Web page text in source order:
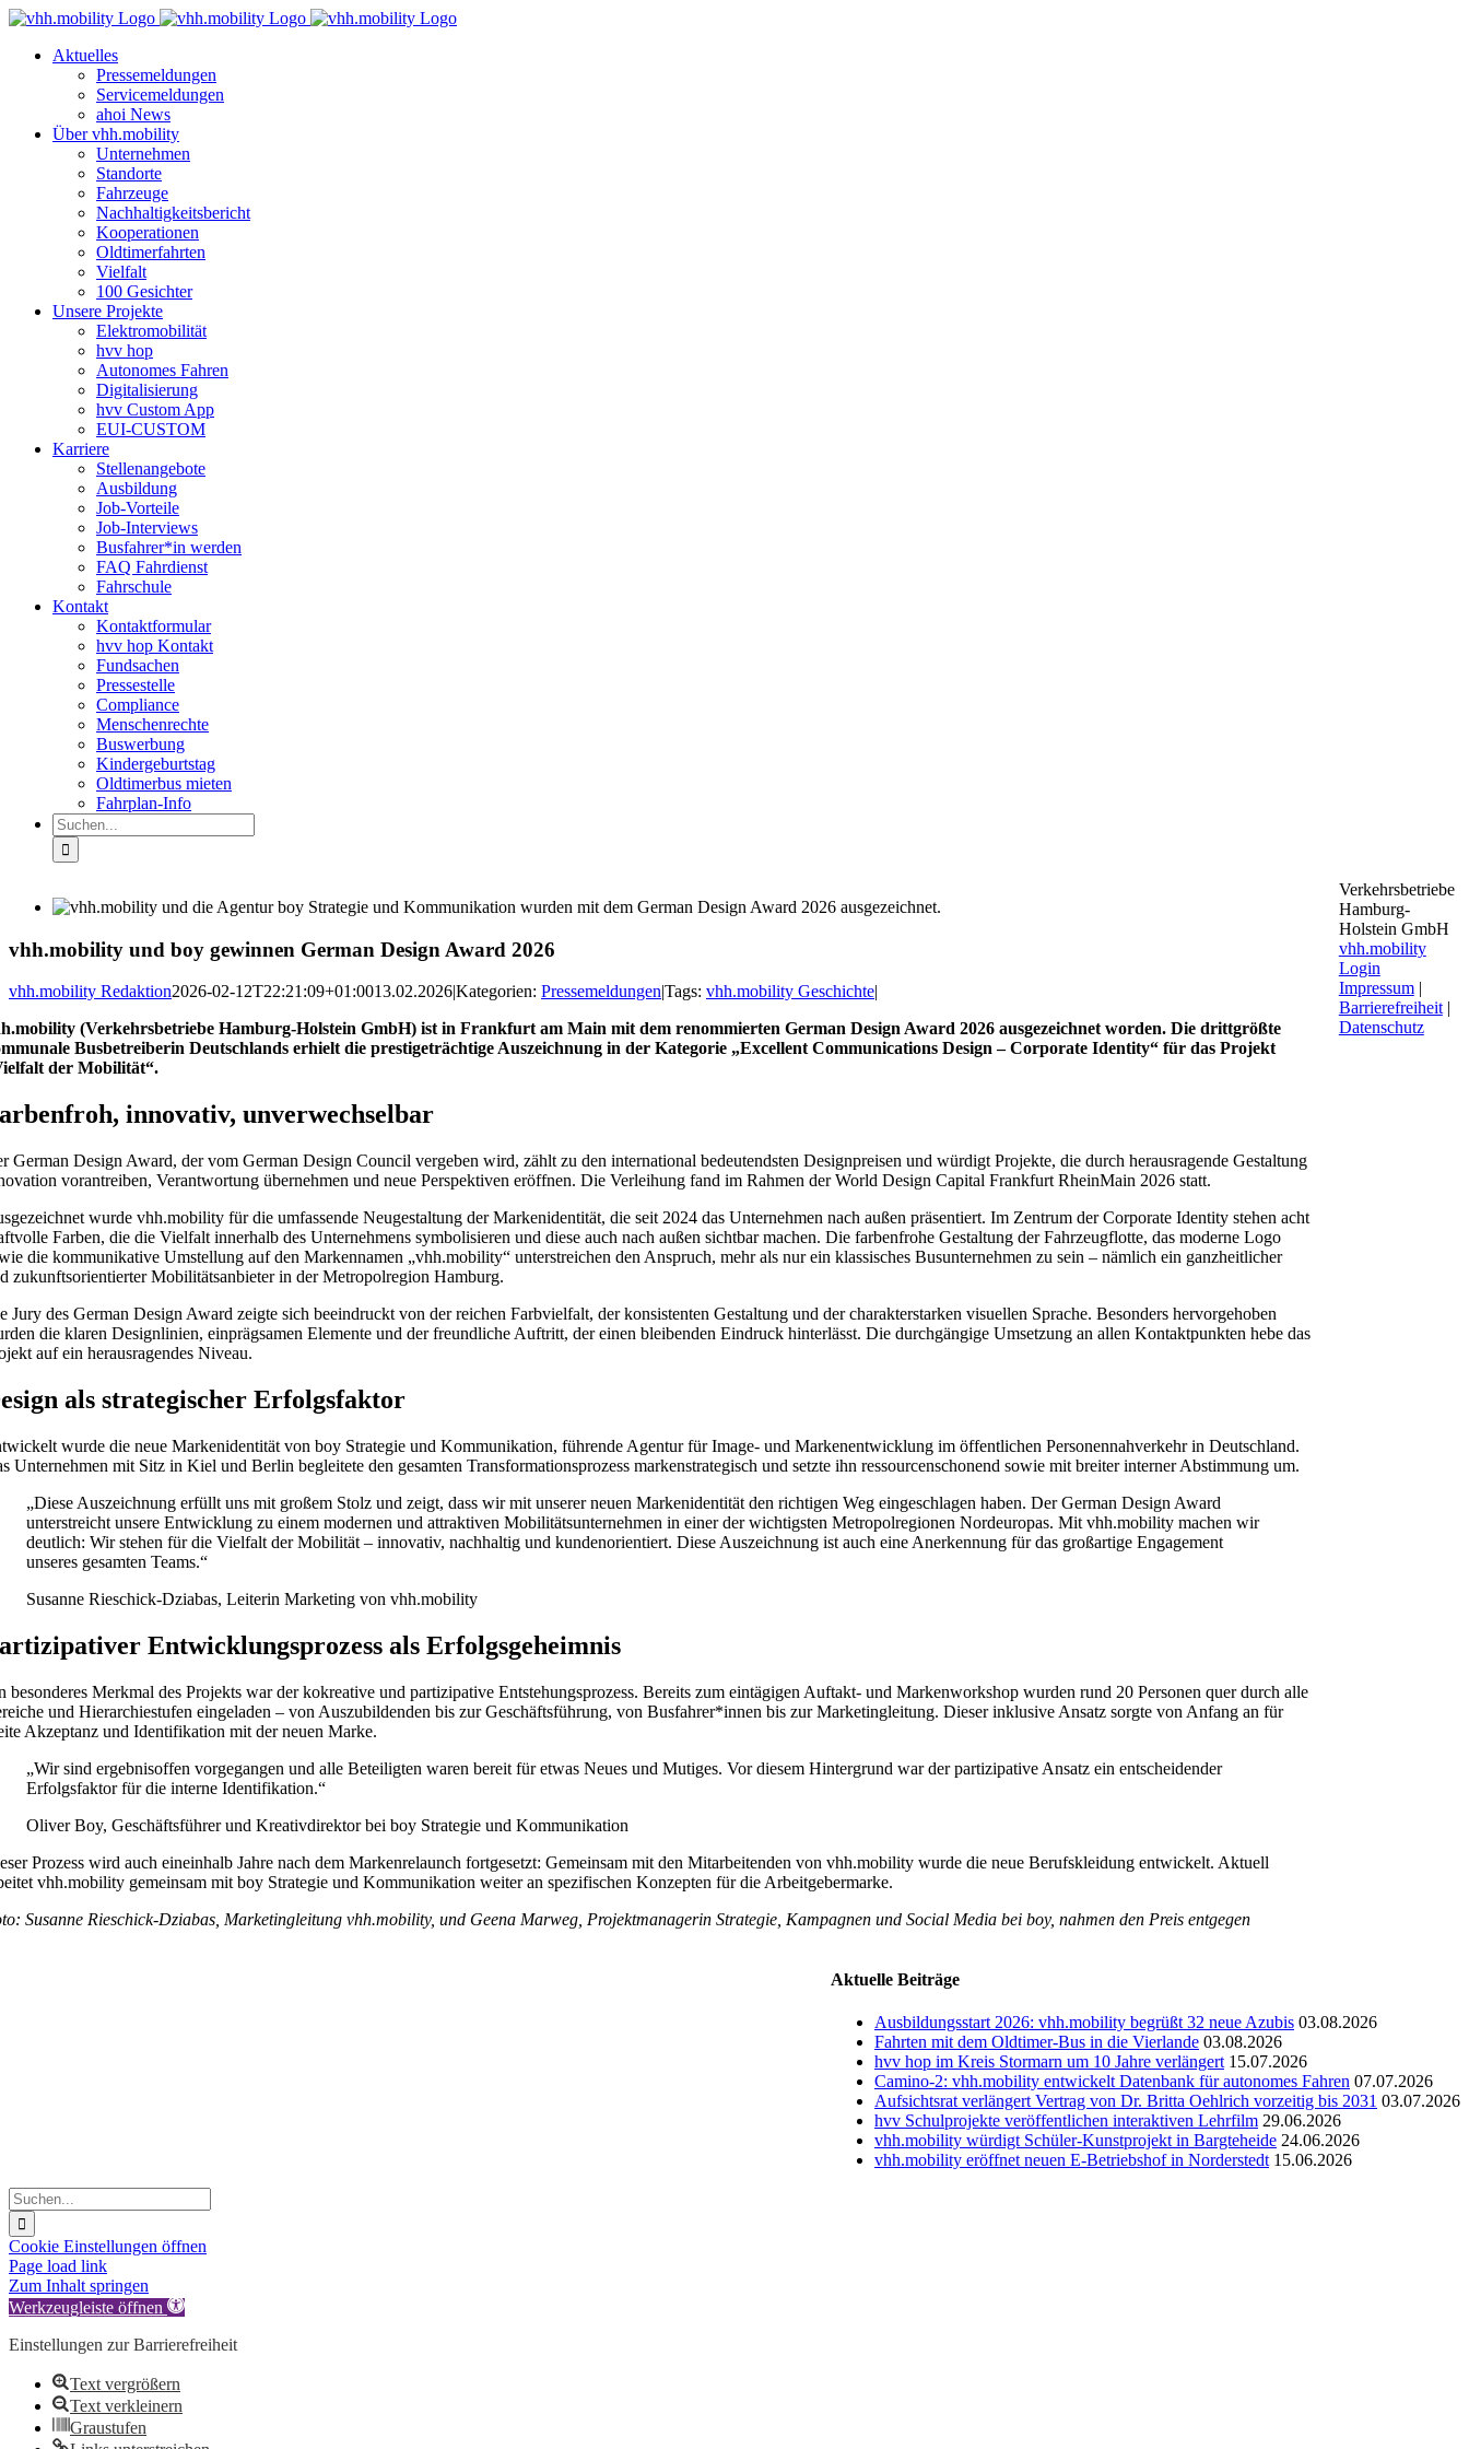
Zum
springenAktuelles
Pressemeldungen
Servicemeldungen
ahoi News
Über vhh.mobility
Unternehmen
Standorte
Fahrzeuge
Nachhaltigkeitsbericht
Kooperationen
Oldtimerfahrten
Vielfalt
100 Gesichter
Unsere Projekte
Elektromobilität
hvv hop
Autonomes Fahren
Digitalisierung
hvv Custom App
EUI-CUSTOM
Karriere
Stellenangebote
Ausbildung
Job-Vorteile
Job-Interviews
Busfahrer*in werden
FAQ Fahrdienst
Fahrschule
Kontakt
Kontaktformular
hvv hop Kontakt
Fundsachen
Pressestelle
Compliance
Menschenrechte
Buswerbung
Kindergeburtstag
Oldtimerbus mieten
Fahrplan-Info
Suche
nach:
vhh.mobility und boy gewinnen German Design Award 2026
vhh.mobility Redaktion2026-02-12T22:21:09+01:0013.02.2026|Kategorien: Pressemeldungen|Tags: vhh.mobility Geschichte|
(Verkehrsbetriebe Hamburg-Holstein GmbH) ist in Frankfurt am Main mit dem renommierten German Design Award 2026 ausgezeichnet worden. Die drittgrößte
Busbetreiberin Deutschlands erhielt die prestigeträchtige Auszeichnung in der Kategorie „Excellent Communications Design – Corporate Identity“ für das Projekt
der Mobilität“.
innovativ, unverwechselbar
German Design Award, der vom German Design Council vergeben wird, zählt zu den international bedeutendsten Designpreisen und würdigt Projekte, die durch herausragende Gestaltung
vorantreiben, Verantwortung übernehmen und neue Perspektiven eröffnen. Die Verleihung fand im Rahmen der World Design Capital Frankfurt RheinMain 2026 statt.
wurde vhh.mobility für die umfassende Neugestaltung der Markenidentität, die seit 2024 das Unternehmen nach außen präsentiert. Im Zentrum der Corporate Identity stehen acht
Farben, die die Vielfalt innerhalb des Unternehmens symbolisieren und diese auch nach außen sichtbar machen. Die farbenfrohe Gestaltung der Fahrzeugflotte, das moderne Logo
die kommunikative Umstellung auf den Markennamen „vhh.mobility“ unterstreichen den Anspruch, mehr als nur ein klassisches Busunternehmen zu sein – nämlich ein ganzheitlicher
zukunftsorientierter Mobilitätsanbieter in der Metropolregion Hamburg.
Jury des German Design Award zeigte sich beeindruckt von der reichen Farbvielfalt, der konsistenten Gestaltung und der charakterstarken visuellen Sprache. Besonders hervorgehoben
die klaren Designlinien, einprägsamen Elemente und der freundliche Auftritt, der einen bleibenden Eindruck hinterlässt. Die durchgängige Umsetzung an allen Kontaktpunkten hebe das
auf ein herausragendes Niveau.
als strategischer Erfolgsfaktor
wurde die neue Markenidentität von boy Strategie und Kommunikation, führende Agentur für Image- und Markenentwicklung im öffentlichen Personennahverkehr in Deutschland.
Unternehmen mit Sitz in Kiel und Berlin begleitete den gesamten Transformationsprozess markenstrategisch und setzte ihn ressourcenschonend sowie mit breiter interner Abstimmung um.
„Diese Auszeichnung erfüllt uns mit großem Stolz und zeigt, dass wir mit unserer neuen Markenidentität den richtigen Weg eingeschlagen haben. Der German Design Award
unterstreicht unsere Entwicklung zu einem modernen und attraktiven Mobilitätsunternehmen in einer der wichtigsten Metropolregionen Nordeuropas. Mit vhh.mobility machen wir
deutlich: Wir stehen für die Vielfalt der Mobilität – innovativ, nachhaltig und kundenorientiert. Diese Auszeichnung ist auch eine Anerkennung für das großartige Engagement
unseres gesamten Teams.“
Susanne Rieschick-Dziabas, Leiterin Marketing von vhh.mobility
Entwicklungsprozess als Erfolgsgeheimnis
besonderes Merkmal des Projekts war der kokreative und partizipative Entstehungsprozess. Bereits zum eintägigen Auftakt- und Markenworkshop wurden rund 20 Personen quer durch alle
und Hierarchiestufen eingeladen – von Auszubildenden bis zur Geschäftsführung, von Busfahrer*innen bis zur Marketingleitung. Dieser inklusive Ansatz sorgte von Anfang an für
Akzeptanz und Identifikation mit der neuen Marke.
„Wir sind ergebnisoffen vorgegangen und alle Beteiligten waren bereit für etwas Neues und Mutiges. Vor diesem Hintergrund war der partizipative Ansatz ein entscheidender
Erfolgsfaktor für die interne Identifikation.“
Oliver Boy, Geschäftsführer und Kreativdirektor bei boy Strategie und Kommunikation
Prozess wird auch eineinhalb Jahre nach dem Markenrelaunch fortgesetzt: Gemeinsam mit den Mitarbeitenden von vhh.mobility wurde die neue Berufskleidung entwickelt. Aktuell
vhh.mobility gemeinsam mit boy Strategie und Kommunikation weiter an spezifischen Konzepten für die Arbeitgebermarke.
Susanne Rieschick-Dziabas, Marketingleitung vhh.mobility, und Geena Marweg, Projektmanagerin Strategie, Kampagnen und Social Media bei boy, nahmen den Preis entgegen
Aktuelle Beiträge
Ausbildungsstart 2026: vhh.mobility begrüßt 32 neue Azubis 03.08.2026
Fahrten mit dem Oldtimer-Bus in die Vierlande 03.08.2026
hvv hop im Kreis Stormarn um 10 Jahre verlängert 15.07.2026
Camino-2: vhh.mobility entwickelt Datenbank für autonomes Fahren 07.07.2026
Aufsichtsrat verlängert Vertrag von Dr. Britta Oehlrich vorzeitig bis 2031 03.07.2026
hvv Schulprojekte veröffentlichen interaktiven Lehrfilm 29.06.2026
vhh.mobility würdigt Schüler-Kunstprojekt in Bargteheide 24.06.2026
vhh.mobility eröffnet neuen E-Betriebshof in Norderstedt 15.06.2026
Verkehrsbetriebe
Hamburg-
Holstein GmbH
vhh.mobility
Login
Impressum|
Barrierefreiheit|
Datenschutz
Suche
nach:
Cookie Einstellungen öffnen
Facebook
LinkedIn
Instagram
YouTube
Page load link
Zum Inhalt springen
Werkzeugleiste öffnen
Einstellungen zur Barrierefreiheit
Text vergrößern
Text verkleinern
Graustufen